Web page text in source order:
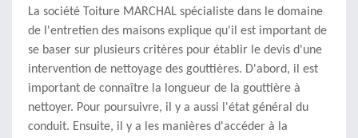
La société Toiture MARCHAL spécialiste dans le domaine
de l'entretien des maisons explique qu'il est important de
se baser sur plusieurs critères pour établir le devis d'une
intervention de nettoyage des gouttières. D'abord, il est
important de connaître la longueur de la gouttière à
nettoyer. Pour poursuivre, il y a aussi l'état général du
conduit. Ensuite, il y a les manières d'accéder à la